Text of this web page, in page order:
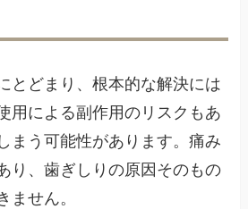
とどまり、根本的な解決には
用による副作用のリスクもあ
まう可能性があります。痛み
り、歯ぎしりの原因そのもの
ません。